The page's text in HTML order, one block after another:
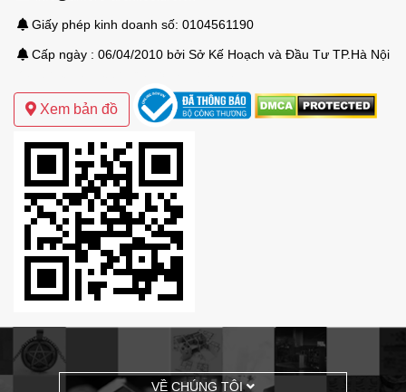
Giấy phép kinh doanh số: 0104561190
Cấp ngày : 06/04/2010 bởi Sở Kế Hoạch và Đầu Tư TP.Hà Nội
Xem bản đồ
VỀ CHÚNG TÔI